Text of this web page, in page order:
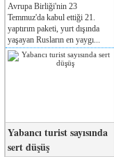
Avrupa Birliği'nin 23
Temmuz'da kabul ettiği 21.
yaptırım paketi, yurt dışında
yaşayan Rusların en yaygı...
Yabancı turist sayısında
sert düşüş